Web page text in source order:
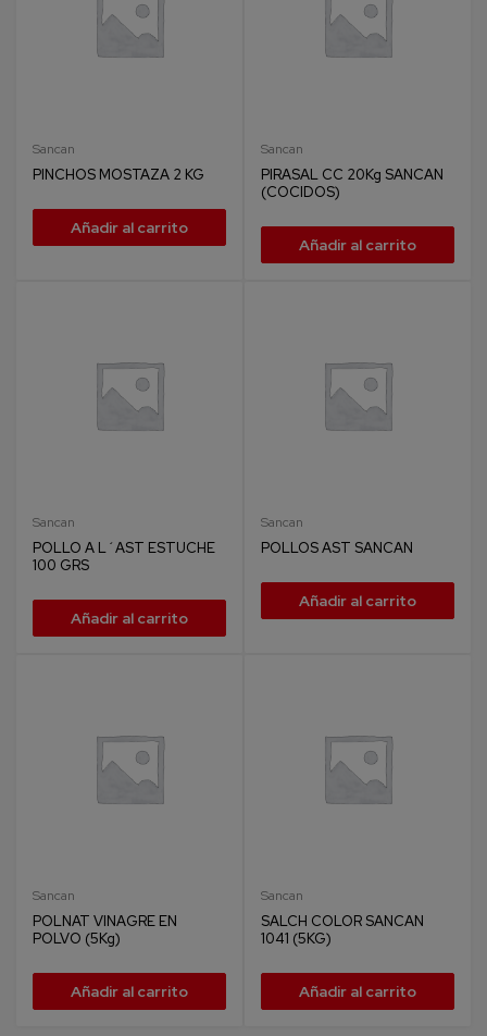
Sancan
PINCHOS MOSTAZA 2 KG
Añadir al carrito
Sancan
PIRASAL CC 20Kg SANCAN
(COCIDOS)
Añadir al carrito
Sancan
POLLO A L´AST ESTUCHE
100 GRS
Añadir al carrito
Sancan
POLLOS AST SANCAN
Añadir al carrito
Sancan
POLNAT VINAGRE EN
POLVO (5Kg)
Añadir al carrito
Sancan
SALCH COLOR SANCAN
1041 (5KG)
Añadir al carrito